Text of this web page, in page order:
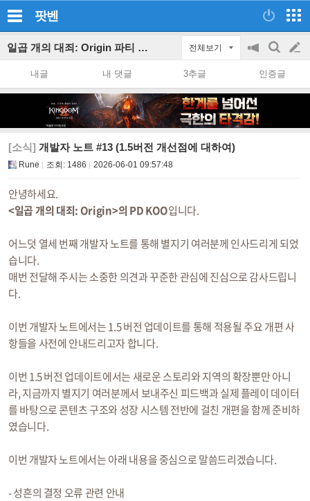
팟벤
일곱 개의 대죄: Origin 파티 인벤 전체보기
공
on/off
검
색
글
쓰
내글 내 댓글 3추글 인증글
[소식] 개발자 노트 #13 (1.5버전 개선점에 대하여)
Rune 조회: 1486 2026-06-01 09:57:48
안녕하세요.
<일곱 개의 대죄: Origin>의 PD KOO입니다.
어느덧 열세 번째 개발자 노트를 통해 별지기 여러분께 인사드리게 되었
습니다.
매번 전달해 주시는 소중한 의견과 꾸준한 관심에 진심으로 감사드립니
다.
이번 개발자 노트에서는 1.5 버전 업데이트를 통해 적용될 주요 개편 사
항들을 사전에 안내드리고자 합니다.
이번 1.5 버전 업데이트에서는 새로운 스토리와 지역의 확장뿐만 아니
라, 지금까지 별지기 여러분께서 보내주신 피드백과 실제 플레이 데이터
를 바탕으로 콘텐츠 구조와 성장 시스템 전반에 걸친 개편을 함께 준비하
였습니다.
이번 개발자 노트에서는 아래 내용을 중심으로 말씀드리겠습니다.
- 성흔의 결정 오류 관련 안내